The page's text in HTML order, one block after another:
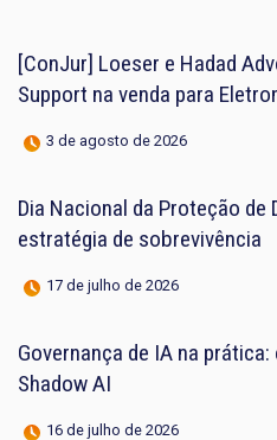
[ConJur] Loeser e Hadad
Support na venda para
3 de agosto de 2026
Dia Nacional da Proteção de
estratégia de sobrevivência
17 de julho de 2026
Governança de IA na
Shadow AI
16 de julho de 2026